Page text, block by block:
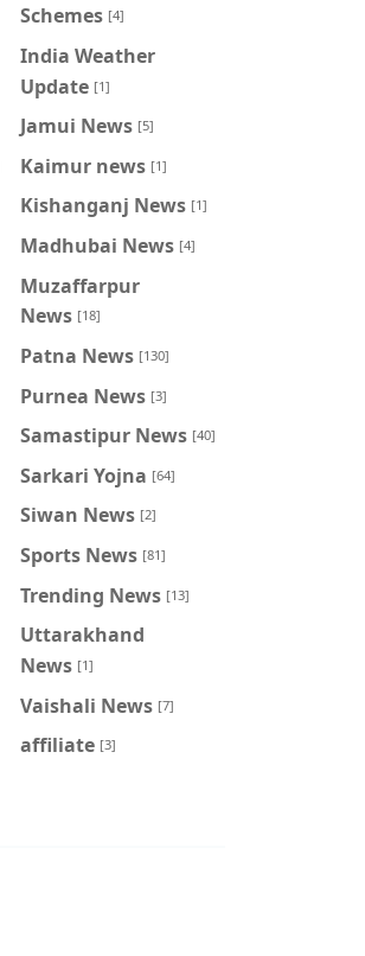
Schemes [4]
India Weather
Update [1]
Jamui News [5]
Kaimur news [1]
Kishanganj News [1]
Madhubai News [4]
Muzaffarpur
News [18]
Patna News [130]
Purnea News [3]
Samastipur News [40]
Sarkari Yojna [64]
Siwan News [2]
Sports News [81]
Trending News [13]
Uttarakhand
News [1]
Vaishali News [7]
affiliate [3]